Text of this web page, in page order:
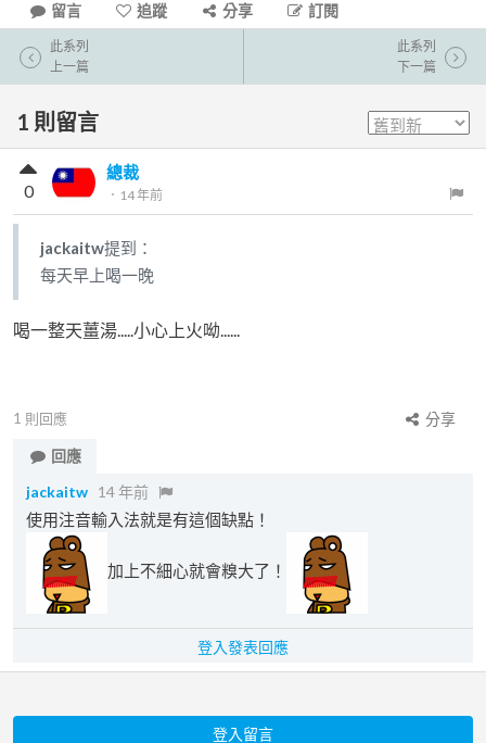
留言 追蹤 分享 訂閱
此系列
上一篇
此系列
下一篇
1 則留言
總裁
． 14 年前
0
jackaitw提到：
每天早上喝一晚
喝一整天薑湯.....小心上火呦......
1 則回應
分享
回應
jackaitw 14 年前
使用注音輸入法就是有這個缺點！
加上不細心就會糗大了！
登入發表回應
登入留言